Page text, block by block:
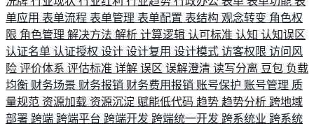
单应用 表单流程 表单管理 表单配置 表结构 观念转变 角色权
限 角色管理 解决方法 解析 计算逻辑 认可标准 认知 认知误区
认证名单 认证授权 设计 设计复用 设计模式 访客权限 访问风
险 评价体系 评估标准 详解 误区 误解澄清 读写分离 豆包 负载
均衡 财务场景 财务报销 财务费用报销 账号保护 账号管理 质
量规范 资源加载 资源沉淀 赋能低代码 趋势 趋势分析 跨地域
部署 跨端 跨端平台 跨端开发 跨端统一开发 跨系统业 跨系统